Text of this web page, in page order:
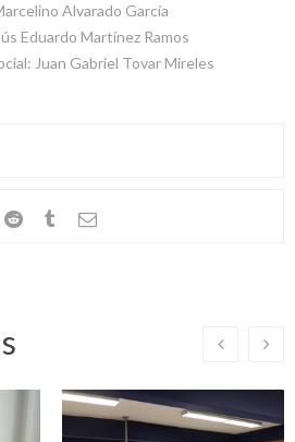
Alvarado García
Eduardo Martínez Ramos
Juan Gabriel Tovar Mireles